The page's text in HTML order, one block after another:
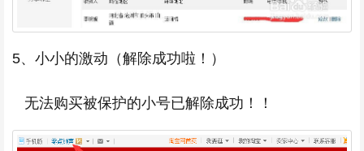
5、小小的激动（解除成功啦！）
无法购买被保护的小号已解除成功！！